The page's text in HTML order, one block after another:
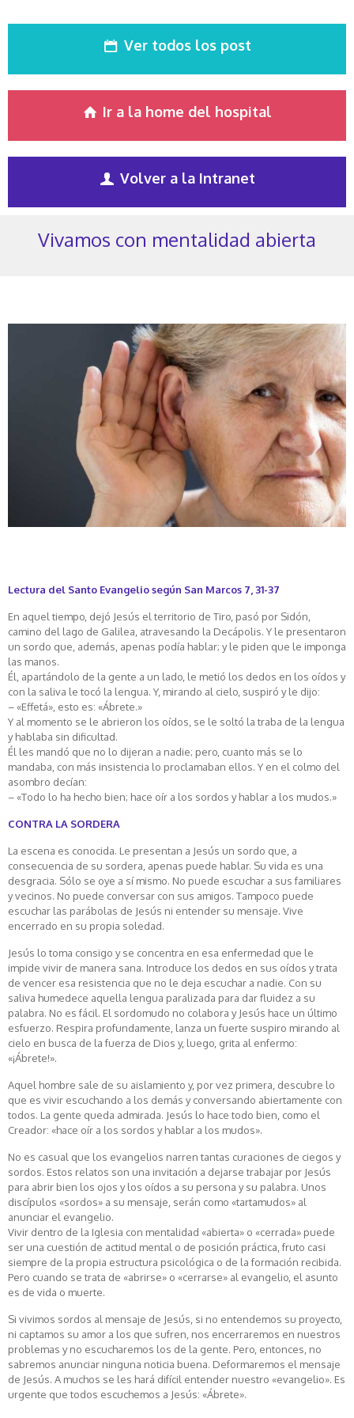
Ver todos los post
Ir a la home del hospital
Volver a la Intranet
Vivamos con mentalidad abierta
Lectura del Santo Evangelio según San Marcos 7, 31-37
En aquel tiempo, dejó Jesús el territorio de Tiro, pasó por Sidón,
camino del lago de Galilea, atravesando la Decápolis. Y le presentaron
un sordo que, además, apenas podía hablar; y le piden que le imponga
las manos.
Él, apartándolo de la gente a un lado, le metió los dedos en los oídos y
con la saliva le tocó la lengua. Y, mirando al cielo, suspiró y le dijo:
– «Effetá», esto es: «Ábrete.»
Y al momento se le abrieron los oídos, se le soltó la traba de la lengua
y hablaba sin dificultad.
Él les mandó que no lo dijeran a nadie; pero, cuanto más se lo
mandaba, con más insistencia lo proclamaban ellos. Y en el colmo del
asombro decían:
– «Todo lo ha hecho bien; hace oír a los sordos y hablar a los mudos.»
CONTRA LA SORDERA
La escena es conocida. Le presentan a Jesús un sordo que, a
consecuencia de su sordera, apenas puede hablar. Su vida es una
desgracia. Sólo se oye a sí mismo. No puede escuchar a sus familiares
y vecinos. No puede conversar con sus amigos. Tampoco puede
escuchar las parábolas de Jesús ni entender su mensaje. Vive
encerrado en su propia soledad.
Jesús lo toma consigo y se concentra en esa enfermedad que le
impide vivir de manera sana. Introduce los dedos en sus oídos y trata
de vencer esa resistencia que no le deja escuchar a nadie. Con su
saliva humedece aquella lengua paralizada para dar fluidez a su
palabra. No es fácil. El sordomudo no colabora y Jesús hace un último
esfuerzo. Respira profundamente, lanza un fuerte suspiro mirando al
cielo en busca de la fuerza de Dios y, luego, grita al enfermo:
«¡Ábrete!».
Aquel hombre sale de su aislamiento y, por vez primera, descubre lo
que es vivir escuchando a los demás y conversando abiertamente con
todos. La gente queda admirada. Jesús lo hace todo bien, como el
Creador: «hace oír a los sordos y hablar a los mudos».
No es casual que los evangelios narren tantas curaciones de ciegos y
sordos. Estos relatos son una invitación a dejarse trabajar por Jesús
para abrir bien los ojos y los oídos a su persona y su palabra. Unos
discípulos «sordos» a su mensaje, serán como «tartamudos» al
anunciar el evangelio.
Vivir dentro de la Iglesia con mentalidad «abierta» o «cerrada» puede
ser una cuestión de actitud mental o de posición práctica, fruto casi
siempre de la propia estructura psicológica o de la formación recibida.
Pero cuando se trata de «abrirse» o «cerrarse» al evangelio, el asunto
es de vida o muerte.
Si vivimos sordos al mensaje de Jesús, si no entendemos su proyecto,
ni captamos su amor a los que sufren, nos encerraremos en nuestros
problemas y no escucharemos los de la gente. Pero, entonces, no
sabremos anunciar ninguna noticia buena. Deformaremos el mensaje
de Jesús. A muchos se les hará difícil entender nuestro «evangelio». Es
urgente que todos escuchemos a Jesús: «Ábrete».